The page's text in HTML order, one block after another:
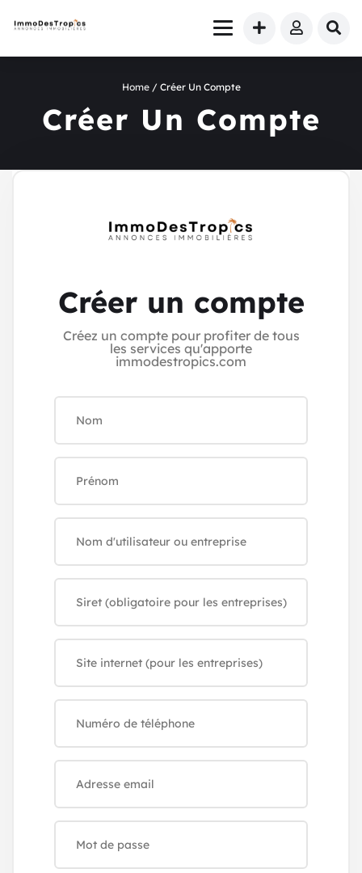
Home/ Créer Un Compte
Créer Un Compte
Créer un compte​
Créez un compte pour profiter de tous
les services qu'apporte
immodestropics.com